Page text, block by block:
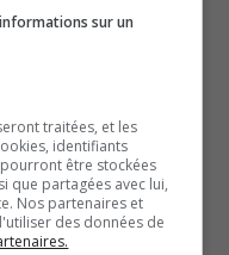
soyez attentif
la pluie, mais la
X
PROTÉGER NOTRE
sur un
traitées, et les
identifiants
être stockées
que partagées avec lui,
Nos partenaires et
des données de